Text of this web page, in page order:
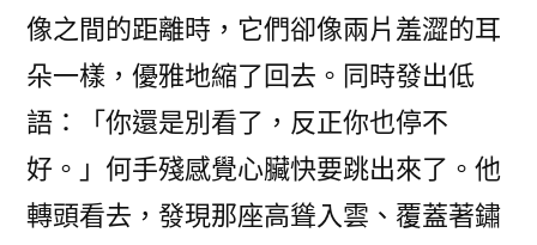
像之間的距離時，它們卻像兩片羞澀的耳
朵一樣，優雅地縮了回去。同時發出低
語：「你還是別看了，反正你也停不
好。」何手殘感覺心臟快要跳出來了。他
轉頭看去，發現那座高聳入雲、覆蓋著鏽